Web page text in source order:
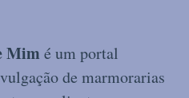
Mim é um portal
de marmorarias